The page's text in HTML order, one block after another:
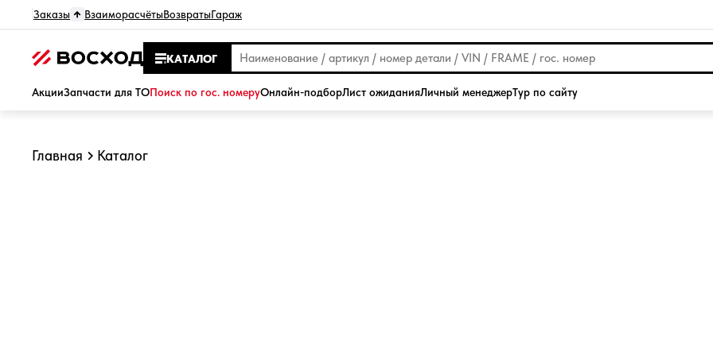
Заказы ВзаиморасчётыВозвратыГараж
КАТАЛОГ
АкцииЗапчасти для ТОПоиск по гос. номеруОнлайн-подборЛист ожиданияЛичный менеджерТур по сайту
Главная Каталог